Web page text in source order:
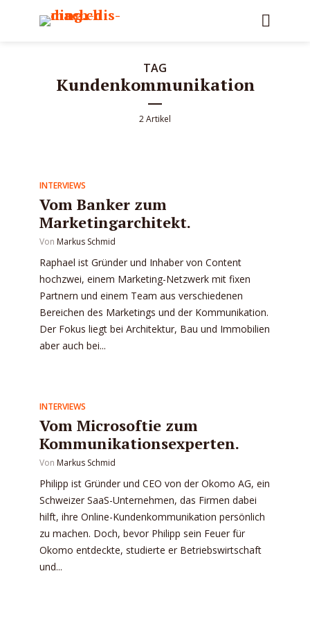
TAG
Kundenkommunikation
2 Artikel
INTERVIEWS
Vom Banker zum
Marketingarchitekt.
Von Markus Schmid
Raphael ist Gründer und Inhaber von Content
hochzwei, einem Marketing-Netzwerk mit fixen
Partnern und einem Team aus verschiedenen
Bereichen des Marketings und der Kommunikation.
Der Fokus liegt bei Architektur, Bau und Immobilien
aber auch bei...
INTERVIEWS
Vom Microsoftie zum
Kommunikationsexperten.
Von Markus Schmid
Philipp ist Gründer und CEO von der Okomo AG, ein
Schweizer SaaS-Unternehmen, das Firmen dabei
hilft, ihre Online-Kundenkommunikation persönlich
zu machen. Doch, bevor Philipp sein Feuer für
Okomo entdeckte, studierte er Betriebswirtschaft
und...